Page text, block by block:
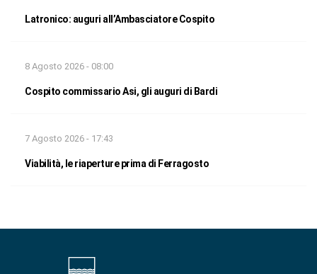
Latronico: auguri all’Ambasciatore Cospito
8 Agosto 2026 - 08:00
Cospito commissario Asi, gli auguri di Bardi
7 Agosto 2026 - 17:43
Viabilità, le riaperture prima di Ferragosto